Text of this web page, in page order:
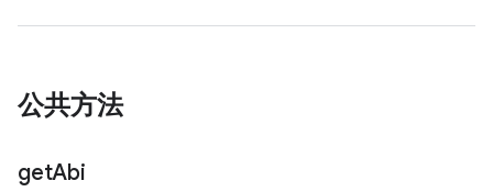
公共方法
getAbi